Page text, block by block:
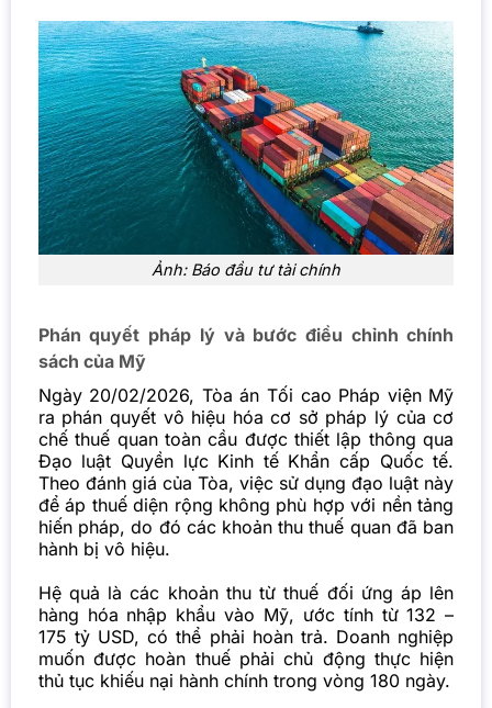
Ảnh: Báo đầu tư tài chính
Phán quyết pháp lý và bước điều chỉnh chính
sách của Mỹ
Ngày 20/02/2026, Tòa án Tối cao Pháp viện Mỹ
ra phán quyết vô hiệu hóa cơ sở pháp lý của cơ
chế thuế quan toàn cầu được thiết lập thông qua
Đạo luật Quyền lực Kinh tế Khẩn cấp Quốc tế.
Theo đánh giá của Tòa, việc sử dụng đạo luật này
để áp thuế diện rộng không phù hợp với nền tảng
hiến pháp, do đó các khoản thu thuế quan đã ban
hành bị vô hiệu.
Hệ quả là các khoản thu từ thuế đối ứng áp lên
hàng hóa nhập khẩu vào Mỹ, ước tính từ 132 –
175 tỷ USD, có thể phải hoàn trả. Doanh nghiệp
muốn được hoàn thuế phải chủ động thực hiện
thủ tục khiếu nại hành chính trong vòng 180 ngày.